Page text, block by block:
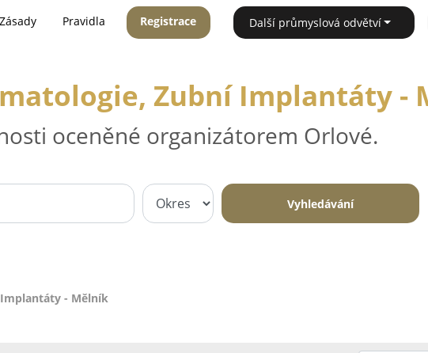
Zásady Pravidla Registrace Další průmyslová odvětví
Zubní Implantáty -
oceněné organizátorem Orlové.
Vyhledávání
- Mělník